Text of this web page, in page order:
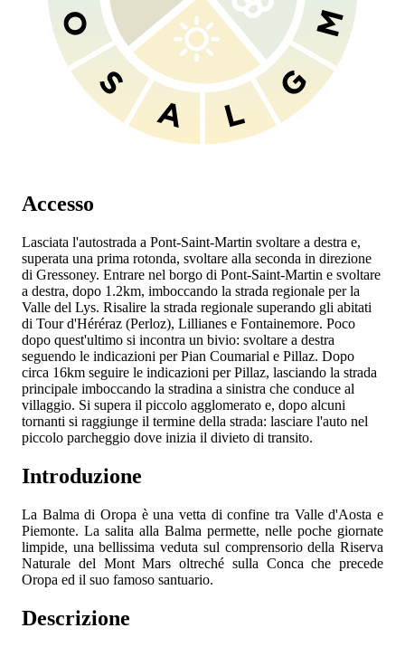
Accesso
Lasciata l'autostrada a Pont-Saint-Martin svoltare a destra e,
superata una prima rotonda, svoltare alla seconda in direzione
di Gressoney. Entrare nel borgo di Pont-Saint-Martin e svoltare
a destra, dopo 1.2km, imboccando la strada regionale per la
Valle del Lys. Risalire la strada regionale superando gli abitati
di Tour d'Héréraz (Perloz), Lillianes e Fontainemore. Poco
dopo quest'ultimo si incontra un bivio: svoltare a destra
seguendo le indicazioni per Pian Coumarial e Pillaz. Dopo
circa 16km seguire le indicazioni per Pillaz, lasciando la strada
principale imboccando la stradina a sinistra che conduce al
villaggio. Si supera il piccolo agglomerato e, dopo alcuni
tornanti si raggiunge il termine della strada: lasciare l'auto nel
piccolo parcheggio dove inizia il divieto di transito.
Introduzione
La Balma di Oropa è una vetta di confine tra Valle d'Aosta e
Piemonte. La salita alla Balma permette, nelle poche giornate
limpide, una bellissima veduta sul comprensorio della Riserva
Naturale del Mont Mars oltreché sulla Conca che precede
Oropa ed il suo famoso santuario.
Descrizione